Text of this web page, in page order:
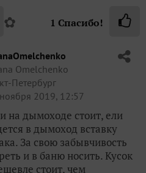
✿ 1 Спасибо!
Omelchenko
Петербург
2019, 12:57
на дымоходе стоит, ели
в дымоход вставку
За свою забывчивость
и в баню носить. Кусок
стоит, чем